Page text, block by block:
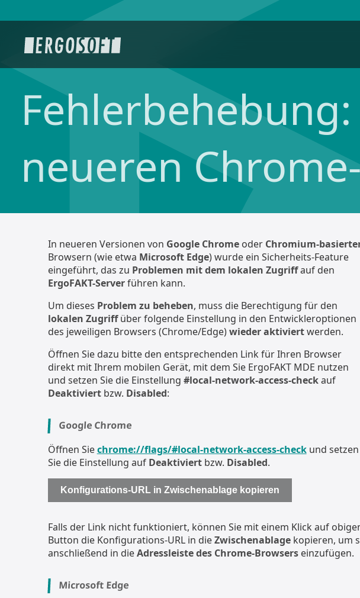
neueren
In neueren Versionen von Google Chromeoder Chromium-
Browsern (wie etwa Microsoft Edge) wurde ein Sicherheits-Feature
eingeführt, das zu Problemen mit dem lokalen Zugriffauf den
ErgoFAKT-Serverführen kann.
Um dieses Problem zu beheben, muss die Berechtigung für den
lokalen Zugriffüber folgende Einstellung in den Entwickleroptionen
des jeweiligen Browsers (Chrome/Edge)wieder aktiviertwerden.
Öffnen Sie dazu bitte den entsprechenden Link für Ihren Browser
direkt mit Ihrem mobilen Gerät, mit dem Sie ErgoFAKT MDE nutzen
und setzen Sie die Einstellung #local-network-access-checkauf
Deaktiviertbzw. Disabled:
Google Chrome
Öffnen Siechrome://flags/#local-network-access-checkund setzen
Sie die Einstellung auf Deaktiviertbzw. Disabled.
Konfigurations-URL in Zwischenablage kopieren
Falls der Link nicht funktioniert, können Sie mit einem Klick auf
Button die Konfigurations-URL in dieZwischenablagekopieren, um
anschließend in dieAdressleiste des Chrome-Browserseinzufügen.
Microsoft Edge